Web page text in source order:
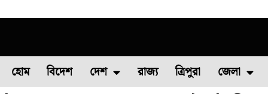
হোম বিদেশ দেশ রাজ্য ত্রিপুরা জেলা